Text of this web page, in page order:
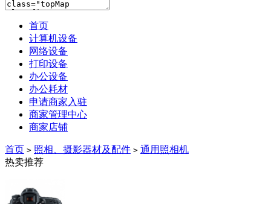
首页
计算机设备
网络设备
打印设备
办公设备
办公耗材
申请商家入驻
商家管理中心
商家店铺
首页 > 照相、摄影器材及配件 > 通用照相机
热卖推荐